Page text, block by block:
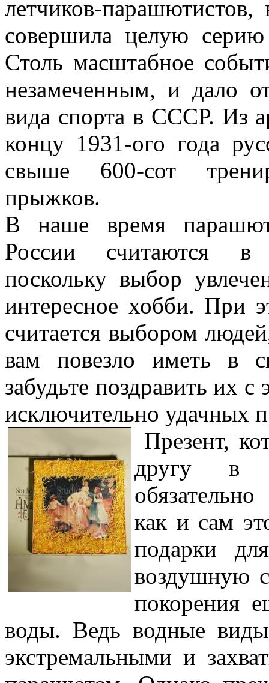
летчиков-
совершила целую
Столь масштабное
незамеченным, и дало
вида спорта в СССР. Из
концу 1931-ого года
свыше 600-сот
прыжков.
В наше время
России считаются в
поскольку выбор
интересное хобби. При
считается выбором
вам повезло иметь в
забудьте поздравить их
исключительно удачных
Презент,
другу в
как и сам
подарки
воздушную
покорения
воды. Ведь водные
экстремальными и